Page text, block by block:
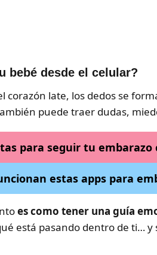
bebé desde el celular?
corazón late, los dedos se
puede traer dudas,
para seguir tu embarazo
estas apps para
es como tener una guía
está pasando dentro de ti… y